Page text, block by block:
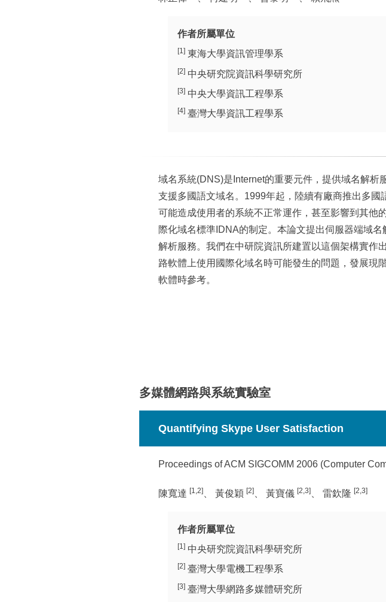
作者所屬單位
[1]東海大學資訊管理學系
[2]中央研究院資訊科學研究所
[3]中央大學資訊工程學系
[4]臺灣大學資訊工程學系
域名系統(DNS)是Internet的重要元件，提供域名解
支援多國語文域名。1999年起，陸續有廠商推出多國
可能造成使用者的系統不正常運作，甚至影響到其他
際化域名標準IDNA的制定。本論文提出伺服器端域
解析服務。我們在中研院資訊所建置以這個架構實作
路軟體上使用國際化域名時可能發生的問題，發展現
軟體時參考。
多媒體網路與系統實驗室
Quantifying Skype User Satisfaction
Proceedings of ACM SIGCOMM 2006 (Computer
陳寬達 [1,2]、 黃俊穎 [2]、 黃寶儀 [2,3]、 雷欽隆 [2,3]
作者所屬單位
[1]中央研究院資訊科學研究所
[2]臺灣大學電機工程學系
[3]臺灣大學網路多媒體研究所